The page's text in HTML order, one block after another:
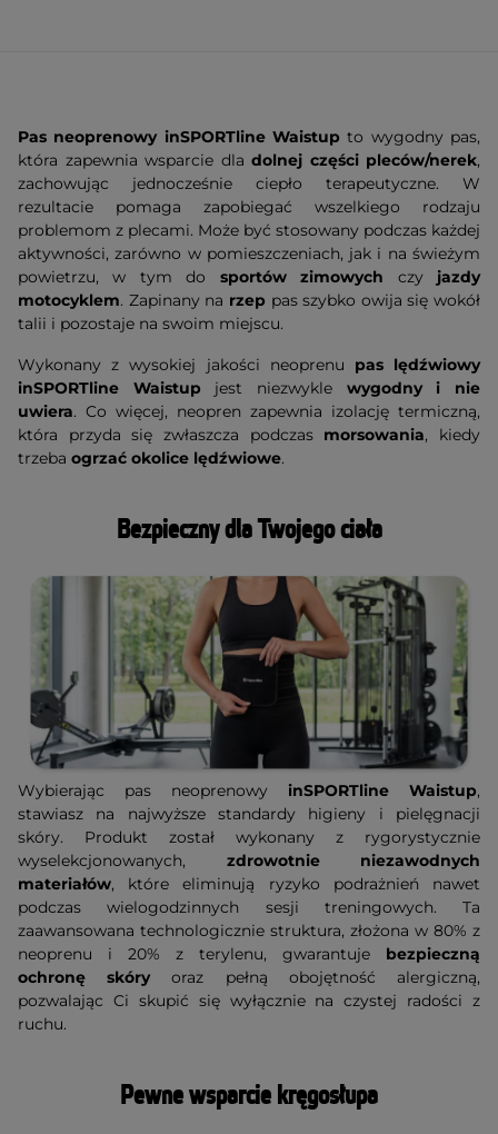
Pas neoprenowy inSPORTline Waistup to wygodny pas,
która zapewnia wsparcie dla dolnej części pleców/nerek,
zachowując jednocześnie ciepło terapeutyczne. W
rezultacie pomaga zapobiegać wszelkiego rodzaju
problemom z plecami. Może być stosowany podczas każdej
aktywności, zarówno w pomieszczeniach, jak i na świeżym
powietrzu, w tym do sportów zimowych czy jazdy
motocyklem. Zapinany na rzep pas szybko owija się wokół
talii i pozostaje na swoim miejscu.
Wykonany z wysokiej jakości neoprenu pas lędźwiowy
inSPORTline Waistup jest niezwykle wygodny i nie
uwiera. Co więcej, neopren zapewnia izolację termiczną,
która przyda się zwłaszcza podczas morsowania, kiedy
trzeba ogrzać okolice lędźwiowe.
Bezpieczny dla Twojego ciała
Wybierając pas neoprenowy inSPORTline Waistup,
stawiasz na najwyższe standardy higieny i pielęgnacji
skóry. Produkt został wykonany z rygorystycznie
wyselekcjonowanych, zdrowotnie niezawodnych
materiałów, które eliminują ryzyko podrażnień nawet
podczas wielogodzinnych sesji treningowych. Ta
zaawansowana technologicznie struktura, złożona w 80% z
neoprenu i 20% z terylenu, gwarantuje bezpieczną
ochronę skóryoraz pełną obojętność alergiczną,
pozwalając Ci skupić się wyłącznie na czystej radości z
ruchu.
Pewne wsparcie kręgosłupa